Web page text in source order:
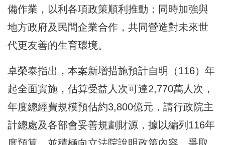
備作業，以利各項政策順利推動；同時加強與
地方政府及民間企業合作，共同營造對未來世
代更友善的生育環境。
卓榮泰指出，本案新增措施預計自明（116）年
起全面實施，估算受益人次可達2,770萬人次，
年度總經費規模預估約3,800億元，請行政院主
計總處及各部會妥善規劃財源，據以編列116年